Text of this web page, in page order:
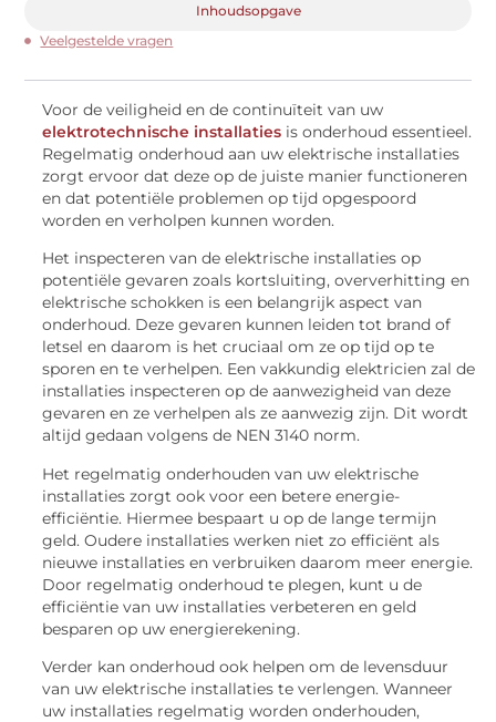
Inhoudsopgave
Veelgestelde vragen
Voor de veiligheid en de continuïteit van uw
elektrotechnische installaties is onderhoud essentieel.
Regelmatig onderhoud aan uw elektrische installaties
zorgt ervoor dat deze op de juiste manier functioneren
en dat potentiële problemen op tijd opgespoord
worden en verholpen kunnen worden.
Het inspecteren van de elektrische installaties op
potentiële gevaren zoals kortsluiting, oververhitting en
elektrische schokken is een belangrijk aspect van
onderhoud. Deze gevaren kunnen leiden tot brand of
letsel en daarom is het cruciaal om ze op tijd op te
sporen en te verhelpen. Een vakkundig elektricien zal de
installaties inspecteren op de aanwezigheid van deze
gevaren en ze verhelpen als ze aanwezig zijn. Dit wordt
altijd gedaan volgens de NEN 3140 norm.
Het regelmatig onderhouden van uw elektrische
installaties zorgt ook voor een betere energie-
efficiëntie. Hiermee bespaart u op de lange termijn
geld. Oudere installaties werken niet zo efficiënt als
nieuwe installaties en verbruiken daarom meer energie.
Door regelmatig onderhoud te plegen, kunt u de
efficiëntie van uw installaties verbeteren en geld
besparen op uw energierekening.
Verder kan onderhoud ook helpen om de levensduur
van uw elektrische installaties te verlengen. Wanneer
uw installaties regelmatig worden onderhouden,